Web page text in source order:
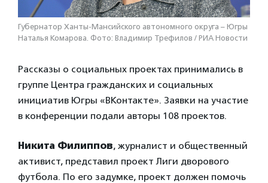
Губернатор Ханты-Мансийского автономного округа – Югры
Наталья Комарова. Фото: Владимир Трефилов / РИА Новости
Рассказы о социальных проектах принимались в
группе Центра гражданских и социальных
инициатив Югры «ВКонтакте». Заявки на участие
в конференции подали авторы 108 проектов.
Никита Филиппов, журналист и общественный
активист, представил проект Лиги дворового
футбола. По его задумке, проект должен помочь